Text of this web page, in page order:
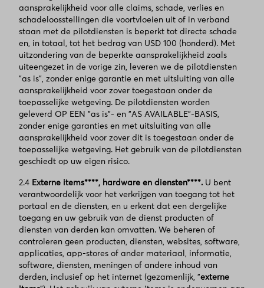
aansprakelijkheid voor alle claims, schade, verlies en
schadeloosstellingen die voortvloeien uit of in verband
staan met de pilotdiensten is beperkt tot directe schade
en, in totaal, tot het bedrag van USD 100 (honderd). Met
uitzondering van de beperkte aansprakelijkheid zoals
uiteengezet in de vorige zin, leveren we de pilotdiensten
"as is", zonder enige garantie en met uitsluiting van alle
aansprakelijkheid voor zover toegestaan onder de
toepasselijke wetgeving. De pilotdiensten worden
geleverd OP EEN "as is"- en "AS AVAILABLE"-BASIS,
zonder enige garanties en met uitsluiting van alle
aansprakelijkheid voor zover dit is toegestaan onder de
toepasselijke wetgeving. Het gebruik van de pilotdiensten
geschiedt op uw eigen risico.
2.4 Externe items****, hardware en diensten****. U bent
verantwoordelijk voor het verkrijgen van toegang tot het
portaal en de diensten, en u erkent dat een dergelijke
toegang en uw gebruik van de dienst producten of
diensten van derden kan omvatten. We beheren of
controleren geen producten, diensten, websites, software,
applicaties, app-stores of ander materiaal, informatie,
software, diensten, meningen of andere inhoud van
derden, inclusief op het internet (gezamenlijk, "externe